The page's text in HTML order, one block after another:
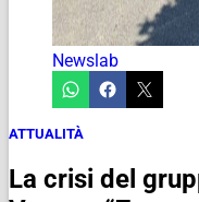
Newslab
ATTUALITÀ
La crisi del